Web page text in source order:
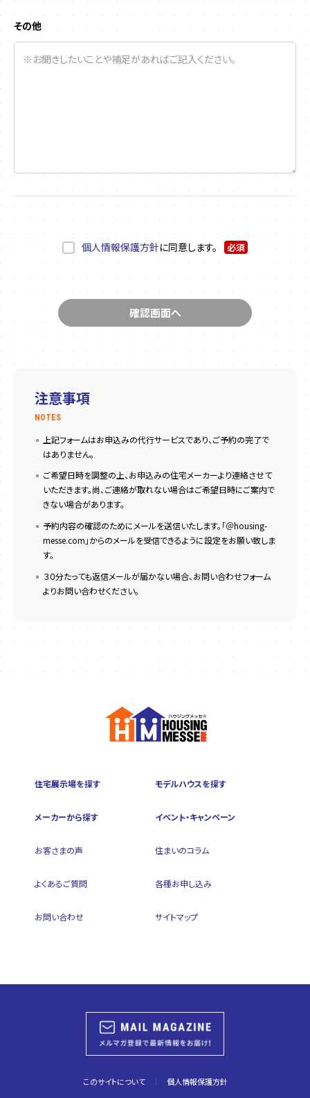
その他
個人情報保護方針に同意します。 必須
注意事項
NOTES
上記フォームはお申込みの代行サービスであり、ご予約の完了で
はありません。
ご希望日時を調整の上、お申込みの住宅メーカーより連絡させて
いただきます。尚、ご連絡が取れない場合はご希望日時にご案内で
きない場合があります。
予約内容の確認のためにメールを送信いたします。「＠housing-
messe.com」からのメールを受信できるように設定をお願い致しま
す。
３０分たっても返信メールが届かない場合、お問い合わせフォーム
よりお問い合わせください。
住宅展示場を探す モデルハウスを探す
メーカーから探す イベント・キャンペーン
お客さまの声 住まいのコラム
よくあるご質問 各種お申し込み
お問い合わせ サイトマップ
このサイトについて 個人情報保護方針